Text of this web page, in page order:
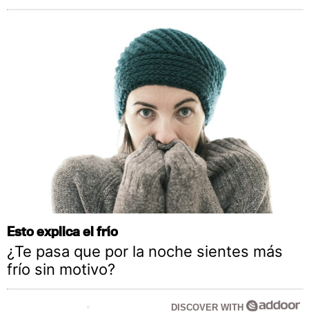
Esto explica el frío
¿Te pasa que por la noche sientes más
frío sin motivo?
DISCOVER WITH